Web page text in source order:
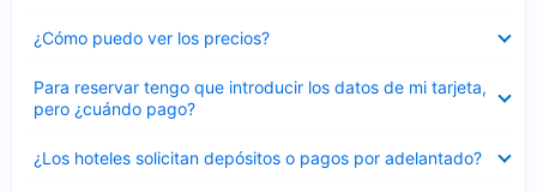
¿Cómo puedo ver los precios?
cerrado
Para reservar tengo que introducir los datos de mi tarjeta,
pero ¿cuándo pago?
cerrado
¿Los hoteles solicitan depósitos o pagos por adelantado?
cerrado